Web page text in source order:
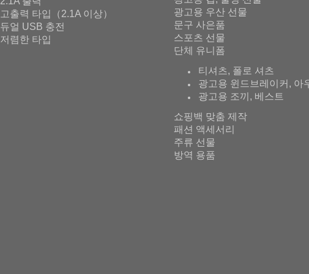
고출력 타입（2.1A 이상）
듀얼 USB 충전
저렴한 타입
광고용 우산 선물
문구 사은품
스포츠 선물
단체 유니폼
티셔츠, 폴로 셔츠
광고용 윈드브레이커, 아
광고용 조끼, 베스트
쇼핑백 맞춤 제작
패션 액세서리
주류 선물
방역 용품